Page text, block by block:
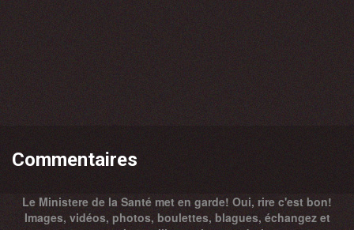
Commentaires
Le Ministere de la Santé met en garde! Oui, rire c'est bon!
Images, vidéos, photos, boulettes, blagues, échangez et